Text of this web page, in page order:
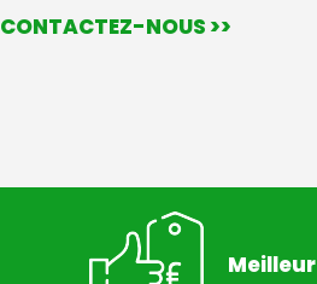
CONTACTEZ-NOUS >>